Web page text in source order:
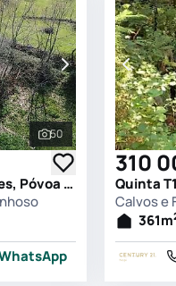
Ver todas as
50
Quinta T0 em Calvos e Frades, Póvoa de Lanhoso
310
Calvos e
361m